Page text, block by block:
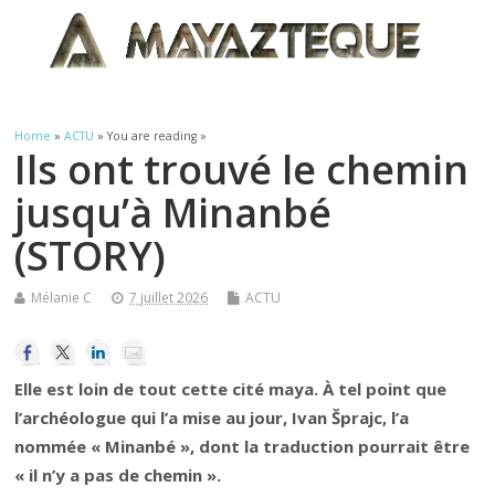
Home »ACTU » You are reading »
Ils ont trouvé le chemin
jusqu’à Minanbé
(STORY)
Mélanie C 7 juillet 2026 ACTU
Elle est loin de tout cette cité maya. À tel point que
l’archéologue qui l’a mise au jour, Ivan Šprajc, l’a
nommée « Minanbé », dont la traduction pourrait être
« il n’y a pas de chemin ».